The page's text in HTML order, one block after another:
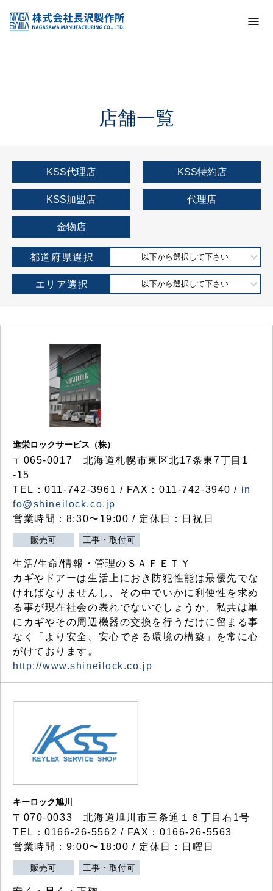
KSS加盟店・取扱店情報
店舗一覧
店舗一覧
KSS代理店 KSS特約店
KSS加盟店 代理店
金物店
都道府県選択 以下から選択して下さい
エリア選択 以下から選択して下さい
進栄ロックサービス（株）
〒065-0017 北海道札幌市東区北17条東7丁目1
-15
TEL：011-742-3961 / FAX：011-742-3940 / in
fo@shineilock.co.jp
営業時間：8:30〜19:00 / 定休日：日祝日
販売可 工事・取付可
生活/生命/情報・管理のＳＡＦＥＴＹ
カギやドアーは生活上におき防犯性能は最優先でな
ければなりませんし、その中でいかに利便性を求め
る事が現在社会の表れでないでしょうか、私共は単
にカギやその周辺機器の交換を行うだけに留まる事
なく「より安全、安心できる環境の構築」を常に心
がけております。
http://www.shineilock.co.jp
キーロック旭川
〒070-0033 北海道旭川市三条通１６丁目右1号
TEL：0166-26-5562 / FAX：0166-26-5563
営業時間：9:00〜18:00 / 定休日：日曜日
販売可 工事・取付可